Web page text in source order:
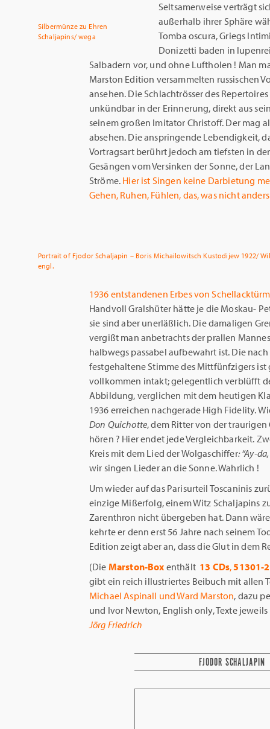
Silbermünze zu Ehren
Schaljapins/ wega
Seltsamerweise verträgt
außerhalb ihrer Sphäre
Tomba oscura, Griegs
Donizetti baden in
Salbadern vor, und ohne Luftholen ! Man
Marston Edition versammelten russischen
ansehen. Die Schlachtrösser des
unkündbar in der Erinnerung, direkt aus
seinem großen Imitator Christoff. Der mag
absehen. Die anspringende Lebendigkeit,
Vortragsart berührt jedoch am tiefsten in
Gesängen vom Versinken der Sonne, der
Ströme. Hier ist Singen keine Darbietung
Gehen, Ruhen, Fühlen, das, was nicht
Portrait of Fjodor Schaljapin – Boris Michailowitsch Kustodijew 1922/
engl.
1936 entstandenen Erbes von
Handvoll Gralshüter hätte je die Moskau-
sie sind aber unerläßlich. Die damaligen
vergißt man anbetrachts der prallen
halbwegs passabel aufbewahrt ist. Die
festgehaltene Stimme des Mittfünfzigers ist
vollkommen intakt; gelegentlich verblüfft
Abbildung, verglichen mit dem heutigen
1936 erreichen nachgerade High Fidelity.
Don Quichotte, dem Ritter von der
hören ? Hier endet jede Vergleichbarkeit.
Kreis mit dem Lied der Wolgaschiffer: “Ay-
wir singen Lieder an die Sonne. Wahrlich !
Um wieder auf das Parisurteil Toscaninis
einzige Mißerfolg, einem Witz Schaljapins
Zarenthron nicht übergeben hat. Dann
kehrte er denn erst 56 Jahre nach seinem
Edition zeigt aber an, dass die Glut in dem
(Die Marston-Box enthält 13 CDs,51301-
gibt ein reich illustriertes Beibuch mit allen
Michael Aspinall und Ward Marston, dazu
und Ivor Newton, English only, Texte
Jörg Friedrich
FJODOR SCHALJAPIN